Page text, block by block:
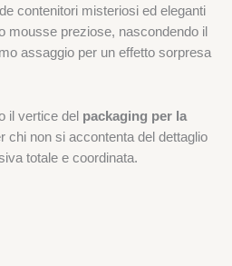
contenitori misteriosi ed eleganti
mousse preziose, nascondendo il
assaggio per un effetto sorpresa
il vertice del packaging per la
chi non si accontenta del dettaglio
totale e coordinata.